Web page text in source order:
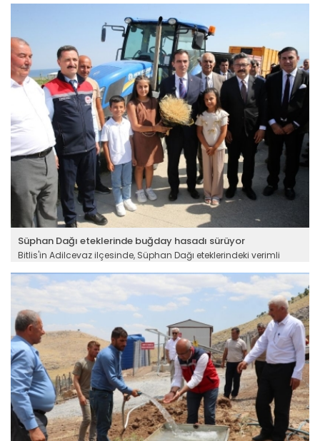
Süphan Dağı eteklerinde buğday hasadı sürüyor
Bitlis'in Adilcevaz ilçesinde, Süphan Dağı eteklerindeki verimli
Devamını Oku ->